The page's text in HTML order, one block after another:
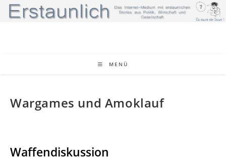
Zum
Inhalt
MENÜ
Wargames und Amoklauf
Waffendiskussion